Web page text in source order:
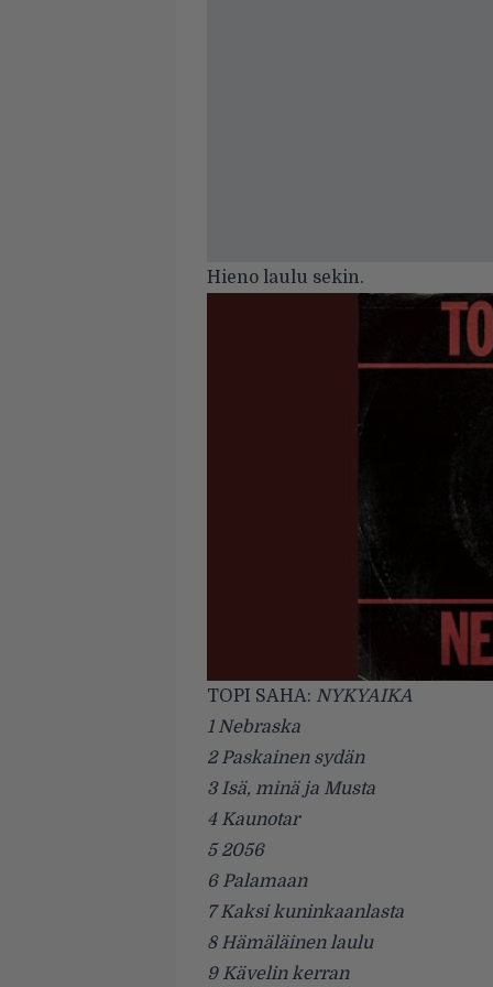
Hieno laulu sekin.
TOPI SAHA: NYKYAIKA
1 Nebraska
2 Paskainen sydän
3 Isä, minä ja Musta
4 Kaunotar
5 2056
6 Palamaan
7 Kaksi kuninkaanlasta
8 Hämäläinen laulu
9 Kävelin kerran